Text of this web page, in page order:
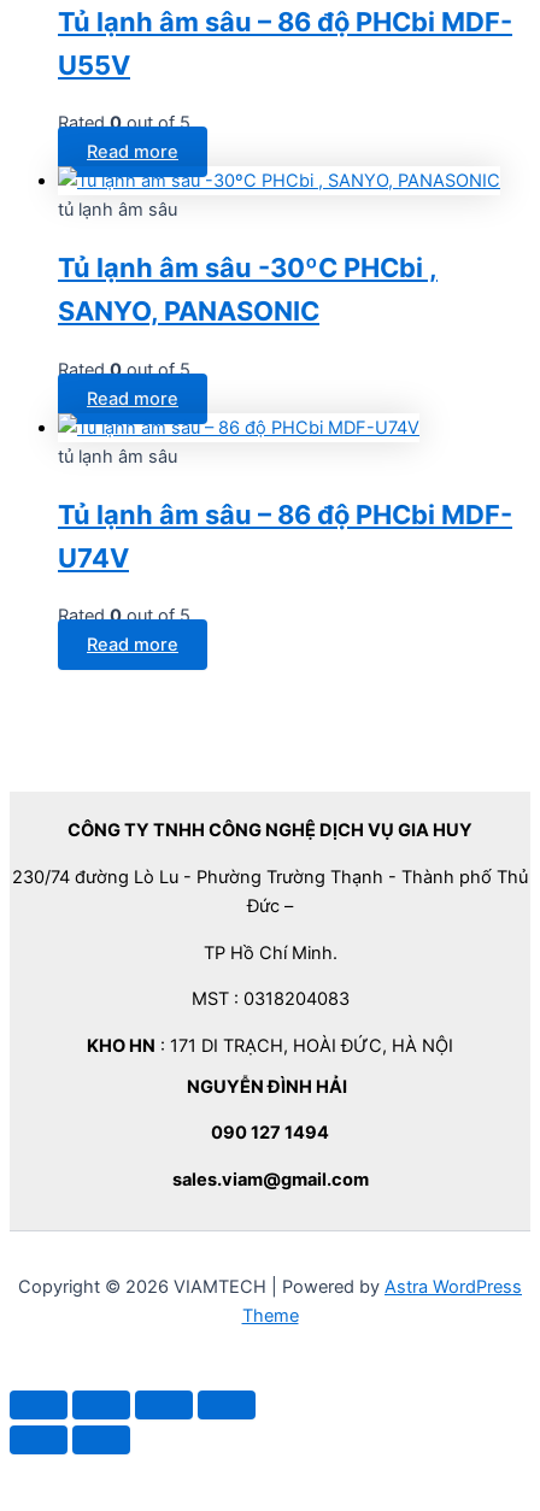
Tủ lạnh âm sâu – 86 độ PHCbi MDF-
U55V
Rated0out of 5
Read more
tủ lạnh âm sâu
Tủ lạnh âm sâu -30ºC PHCbi ,
SANYO, PANASONIC
Rated0out of 5
Read more
tủ lạnh âm sâu
Tủ lạnh âm sâu – 86 độ PHCbi MDF-
U74V
Rated0out of 5
Read more
CÔNG TY TNHH CÔNG NGHỆ DỊCH VỤ GIA HUY
230/74 đường Lò Lu - Phường Trường Thạnh - Thành phố Thủ
Đức –
TP Hồ Chí Minh.
MST : 0318204083
KHO HN : 171 DI TRẠCH, HOÀI ĐỨC, HÀ NỘI
NGUYỄN ĐÌNH HẢI
090 127 1494
sales.viam@gmail.com
Copyright © 2026 VIAMTECH | Powered by Astra WordPress
Theme